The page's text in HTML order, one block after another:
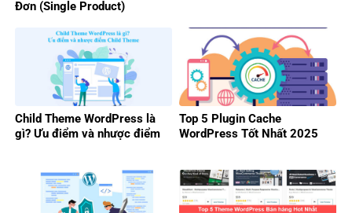
Đơn (Single Product)
Child Theme WordPress là
gì? Ưu điểm và nhược điểm
Top 5 Plugin Cache
WordPress Tốt Nhất 2025